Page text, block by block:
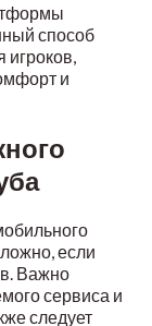
способ
и
если
Важно
сервиса и
следует